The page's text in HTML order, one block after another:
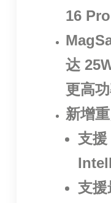
16 Pro
达
更高功
新增
支
支